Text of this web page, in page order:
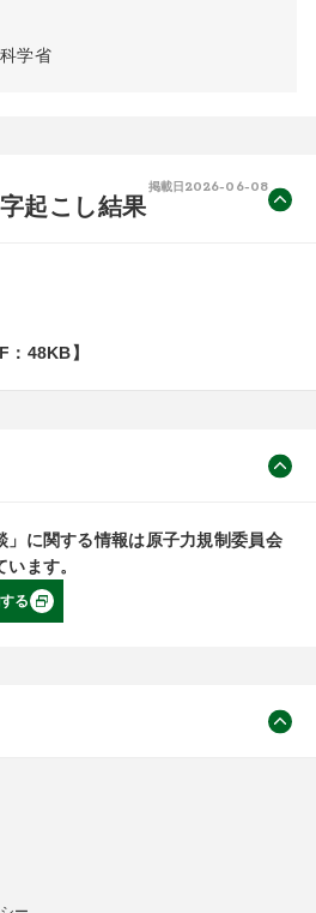
学省
掲載日 2026-06-08
起こし結果
：48KB】
」に関する情報は原子力規制委員会
ます。
る